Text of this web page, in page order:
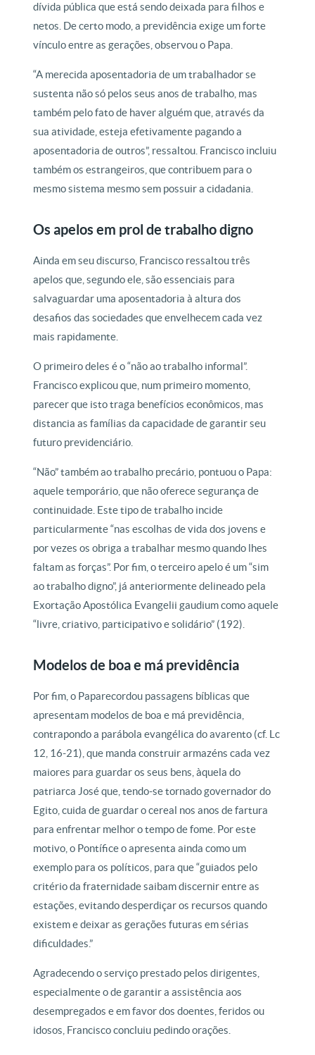
dívida pública que está sendo deixada para filhos e
netos. De certo modo, a previdência exige um forte
vínculo entre as gerações, observou o Papa.
“A merecida aposentadoria de um trabalhador se
sustenta não só pelos seus anos de trabalho, mas
também pelo fato de haver alguém que, através da
sua atividade, esteja efetivamente pagando a
aposentadoria de outros”, ressaltou. Francisco incluiu
também os estrangeiros, que contribuem para o
mesmo sistema mesmo sem possuir a cidadania.
Os apelos em prol de trabalho digno
Ainda em seu discurso, Francisco ressaltou três
apelos que, segundo ele, são essenciais para
salvaguardar uma aposentadoria à altura dos
desafios das sociedades que envelhecem cada vez
mais rapidamente.
O primeiro deles é o “não ao trabalho informal”.
Francisco explicou que, num primeiro momento,
parecer que isto traga benefícios econômicos, mas
distancia as famílias da capacidade de garantir seu
futuro previdenciário.
“Não” também ao trabalho precário, pontuou o Papa:
aquele temporário, que não oferece segurança de
continuidade. Este tipo de trabalho incide
particularmente “nas escolhas de vida dos jovens e
por vezes os obriga a trabalhar mesmo quando lhes
faltam as forças”. Por fim, o terceiro apelo é um “sim
ao trabalho digno”, já anteriormente delineado pela
Exortação Apostólica Evangelii gaudium como aquele
“livre, criativo, participativo e solidário” (192).
Modelos de boa e má previdência
Por fim, o Paparecordou passagens bíblicas que
apresentam modelos de boa e má previdência,
contrapondo a parábola evangélica do avarento (cf. Lc
12, 16-21), que manda construir armazéns cada vez
maiores para guardar os seus bens, àquela do
patriarca José que, tendo-se tornado governador do
Egito, cuida de guardar o cereal nos anos de fartura
para enfrentar melhor o tempo de fome. Por este
motivo, o Pontífice o apresenta ainda como um
exemplo para os políticos, para que “guiados pelo
critério da fraternidade saibam discernir entre as
estações, evitando desperdiçar os recursos quando
existem e deixar as gerações futuras em sérias
dificuldades.”
Agradecendo o serviço prestado pelos dirigentes,
especialmente o de garantir a assistência aos
desempregados e em favor dos doentes, feridos ou
idosos, Francisco concluiu pedindo orações.